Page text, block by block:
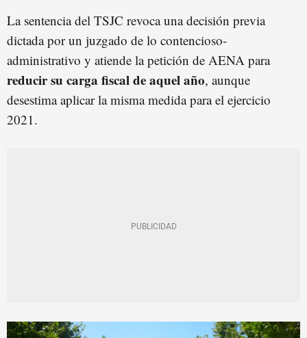
La sentencia del TSJC revoca una decisión previa
dictada por un juzgado de lo contencioso-
administrativo y atiende la petición de AENA para
reducirsu carga fiscal de aquel año, aunque
desestima aplicar la misma medida para el ejercicio
2021.